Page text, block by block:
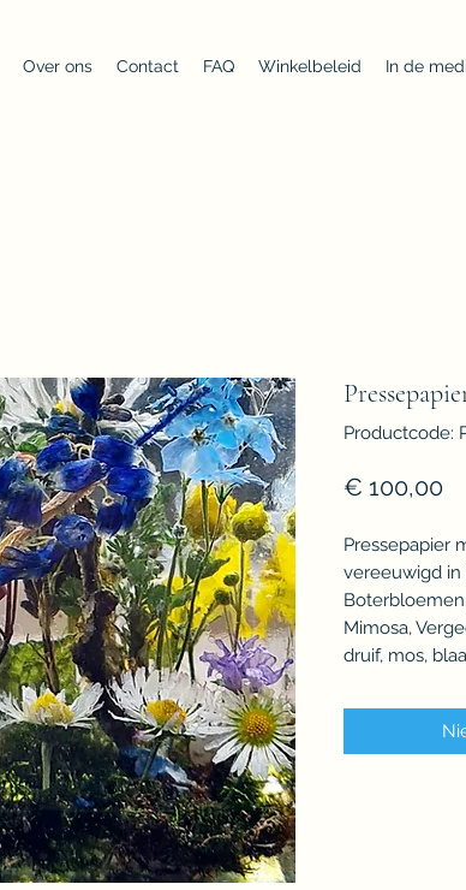
Over ons Contact FAQ Winkelbeleid In de
Productcode:
€ 100,00
Pressepapier
vereeuwigd in
Mimosa,
druif, mos,